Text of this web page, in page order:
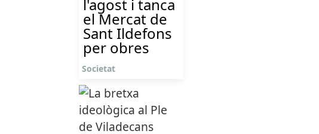
l'agost i tanca
el Mercat de
Sant Ildefons
per obres
Societat